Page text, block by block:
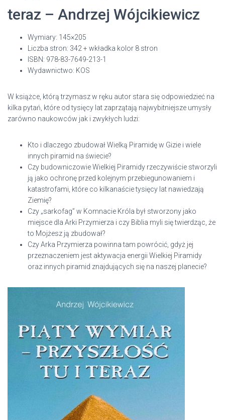
teraz – Andrzej Wójcikiewicz
Wymiary: 145×205
Liczba stron: 342 + wkładka kolor 8 stron
ISBN: 978-83-7649-213-1
Wydawnictwo: KOS
W książce, którą trzymasz w ręku autor stara się odpowiedzieć na
kilka pytań, które od tysięcy lat zaprzątają najwybitniejsze umysły
zarówno naukowców jak i zwykłych ludzi:
Kto i dlaczego zbudował Wielką Piramidę w Gizie i wiele
innych piramid na świecie?
Czy budowniczowie Wielkiej Piramidy rzeczywiście stworzyli
ją jako ochronę przed kolejnym przebiegunowaniem i
katastrofami, które co kilkanaście tysięcy lat nawiedzają
Ziemię?
Czy „sarkofag” w Komnacie Króla był stworzony jako
miejsce dla Arki Przymierza i czy Biblia myli się twierdząc, że
to Mojżesz ją zbudował?
Czy Arka Przymierza powinna tam powrócić, gdyż jej
przeznaczeniem jest aktywacja energii Wielkiej Piramidy
oraz innych piramid znajdujących się na naszej planecie?